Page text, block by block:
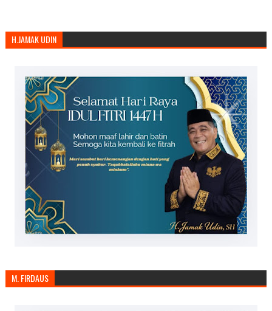
H.JAMAK UDIN
M. FIRDAUS